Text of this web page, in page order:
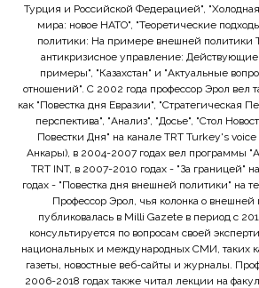
Турция и Российской Федерацией",
мира: новое НАТО", "Теоретические
политики: На примере внешней политики
антикризисное управление:
примеры", "Казахстан" и "Актуальные
отношений". С 2002 года профессор Эрол вел
как "Повестка дня Евразии", "Стратегическая
перспектива", "Анализ", "Досье", "Стол
Повестки Дня" на канале TRT Turkey's voice
Анкары), в 2004-2007 годах вел программы
TRT INT, в 2007-2010 годах - "За границей"
годах - "Повестка дня внешней политики" на
Профессор Эрол, чья колонка о внешней
публиковалась в Milli Gazete в период с
консультируется по вопросам своей
национальных и международных СМИ, таких
газеты, новостные веб-сайты и журналы.
2006-2018 годах также читал лекции на